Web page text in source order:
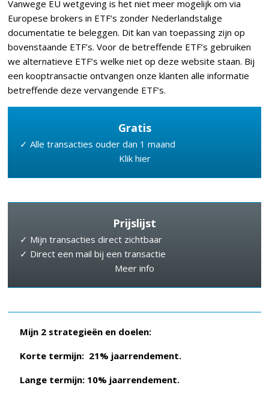
Vanwege EU wetgeving is het niet meer mogelijk om via
Europese brokers in ETF’s zonder Nederlandstalige
documentatie te beleggen. Dit kan van toepassing zijn op
bovenstaande ETF’s. Voor de betreffende ETF’s gebruiken
we alternatieve ETF’s welke niet op deze website staan. Bij
een kooptransactie ontvangen onze klanten alle informatie
betreffende deze vervangende ETF’s.
Gratis
✓ Alle transacties ouder dan 1 maand
Klik hier
Prijslijst
✓ Mijn transacties direct zichtbaar
✓ Direct een mail bij een transactie
Meer info
Mijn 2 strategieën en doelen:
Korte termijn: 21% jaarrendement.
Lange termijn: 10% jaarrendement.